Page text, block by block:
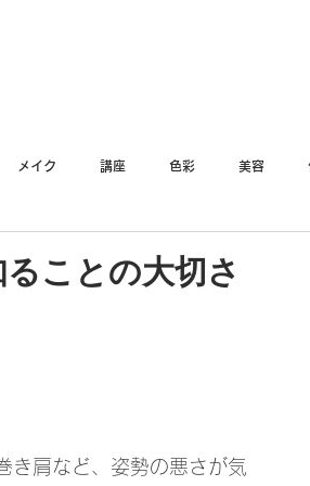
メイク 講座 色彩 美容
ことの大切さ
き肩など、姿勢の悪さが気